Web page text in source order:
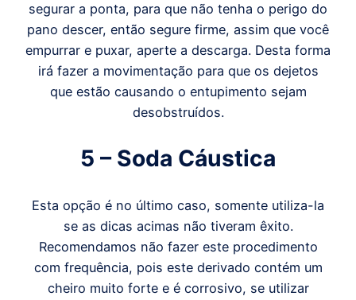
segurar a ponta, para que não tenha o perigo do
pano descer, então segure firme, assim que você
empurrar e puxar, aperte a descarga. Desta forma
irá fazer a movimentação para que os dejetos
que estão causando o entupimento sejam
desobstruídos.
5 – Soda Cáustica
Esta opção é no último caso, somente utiliza-la
se as dicas acimas não tiveram êxito.
Recomendamos não fazer este procedimento
com frequência, pois este derivado contém um
cheiro muito forte e é corrosivo, se utilizar